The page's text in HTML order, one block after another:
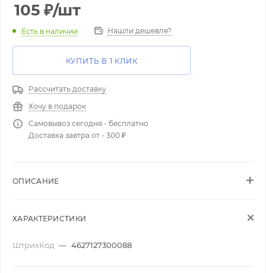
105 ₽/шт
Есть в наличии Нашли дешевле?
КУПИТЬ В 1 КЛИК
Рассчитать доставку
Хочу в подарок
Самовывоз сегодня - бесплатно
Доставка завтра от - 300 ₽
ОПИСАНИЕ
ХАРАКТЕРИСТИКИ
ШтрихКод — 4627127300088